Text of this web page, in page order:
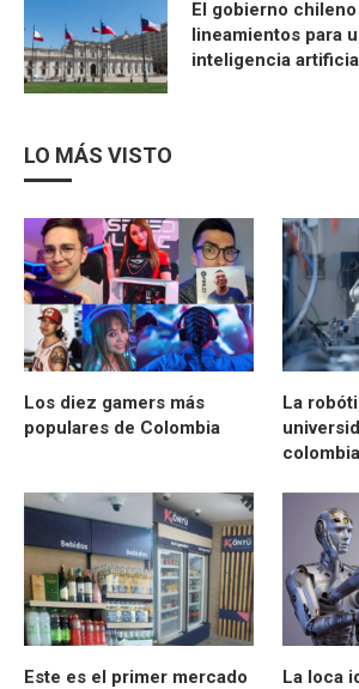
El gobierno
lineamientos para
inteligencia
LO MÁS VISTO
Los diez gamers más
populares de Colombia
La
Este es el primer mercado
La loca